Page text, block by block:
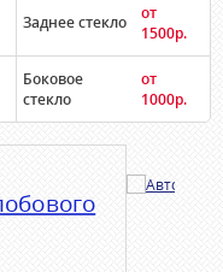
Заднее стекло
от
1500р.
Боковое
стекло
от
1000р.